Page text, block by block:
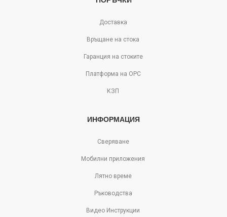
Доставка
Връщане на стока
Гаранция на стоките
Платформа на ОРС
КЗП
ИНФОРМАЦИЯ
Сверяване
Мобилни приложения
Лятно време
Ръководства
Видео Инструкции